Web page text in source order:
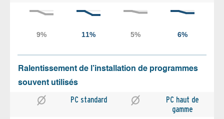
Ralentissement de l’installation de programmes
souvent utilisés
PC standard
PC haut de
gamme